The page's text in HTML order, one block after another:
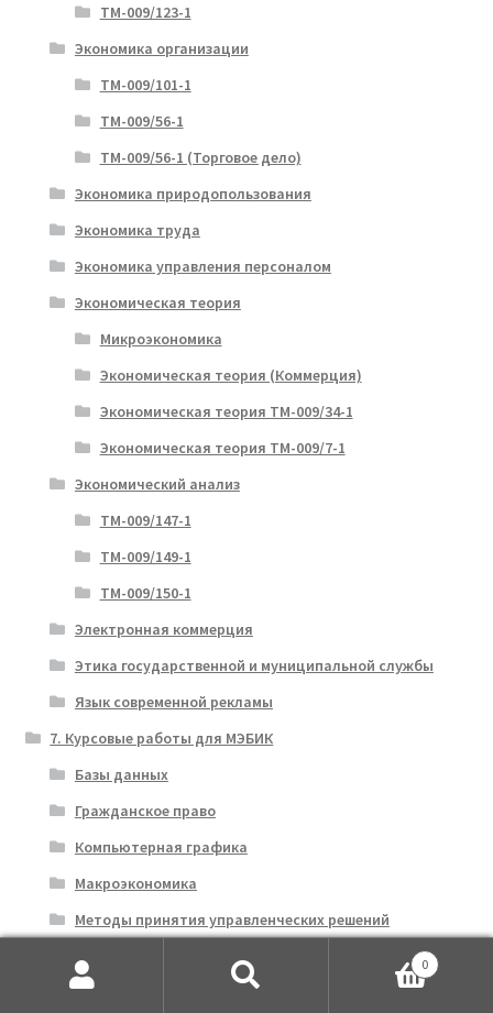
ТМ-009/123-1
Экономика организации
ТМ-009/101-1
ТМ-009/56-1
ТМ-009/56-1 (Торговое дело)
Экономика природопользования
Экономика труда
Экономика управления персоналом
Экономическая теория
Микроэкономика
Экономическая теория (Коммерция)
Экономическая теория ТМ-009/34-1
Экономическая теория ТМ-009/7-1
Экономический анализ
ТМ-009/147-1
ТМ-009/149-1
ТМ-009/150-1
Электронная коммерция
Этика государственной и муниципальной службы
Язык современной рекламы
7. Курсовые работы для МЭБИК
Базы данных
Гражданское право
Компьютерная графика
Макроэкономика
Методы принятия управленческих решений
управления
0